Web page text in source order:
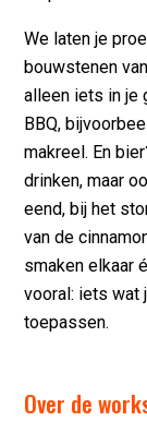
We laten je
bouwstenen
alleen iets in je
BBQ,
makreel. En
drinken, maar
eend, bij het
van de
smaken elkaar
vooral: iets wat
toepassen.
Over de